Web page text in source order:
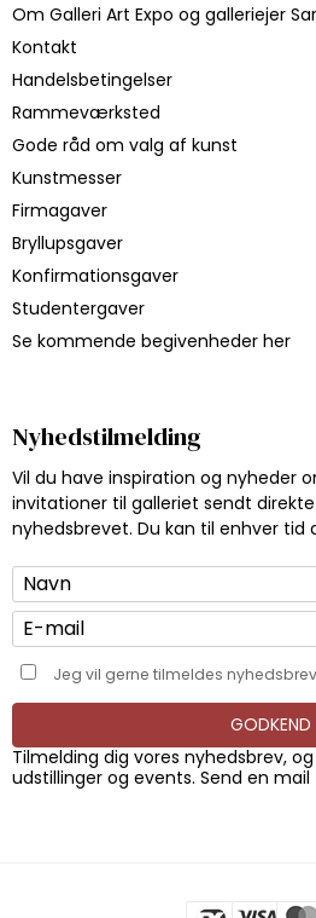
Om Galleri Art Expo og galleriejer
Kontakt
Handelsbetingelser
Rammeværksted
Gode råd om valg af kunst
Kunstmesser
Firmagaver
Bryllupsgaver
Konfirmationsgaver
Studentergaver
Se kommende begivenheder her
Nyhedstilmelding
Vil du have inspiration og nyheder
invitationer til galleriet sendt
nyhedsbrevet. Du kan til enhver tid
Jeg vil gerne tilmeldes
GODKEND
Tilmelding dig vores nyhedsbrev,
udstillinger og events. Send en mail